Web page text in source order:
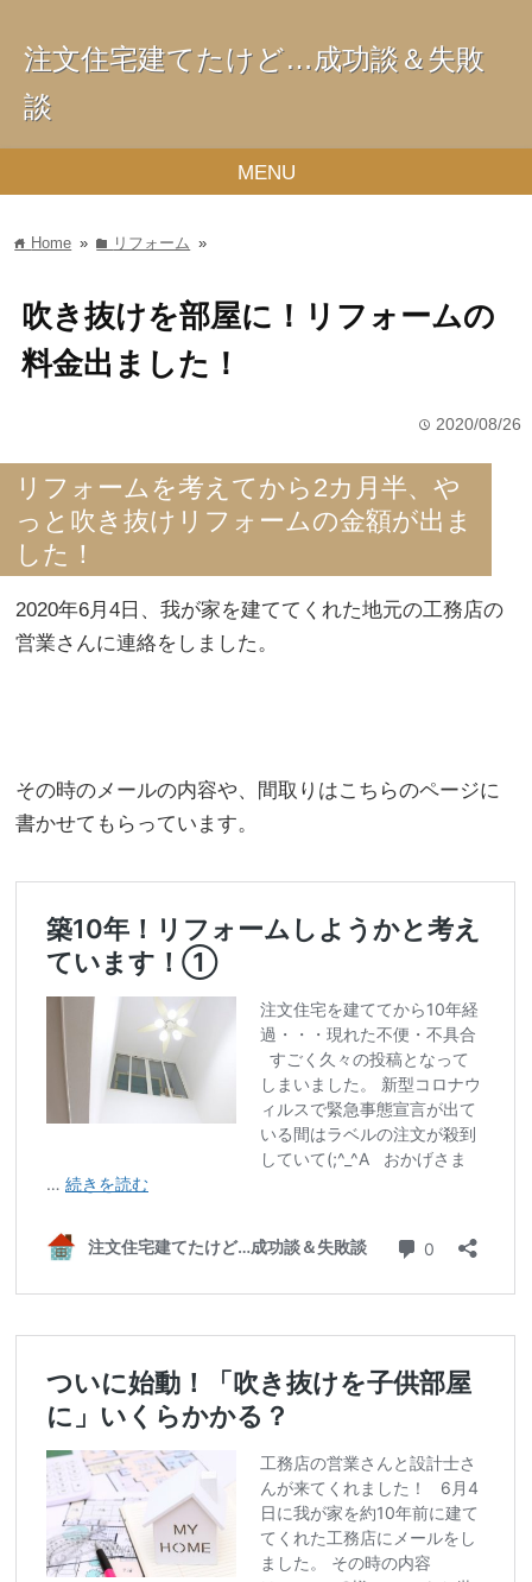
注文住宅建てたけど…成功談＆失敗
談
MENU
home Home » folder リフォーム »
吹き抜けを部屋に！リフォームの
料金出ました！
time 2020/08/26
リフォームを考えてから2カ月半、や
っと吹き抜けリフォームの金額が出ま
した！
2020年6月4日、我が家を建ててくれた地元の工務店の
営業さんに連絡をしました。
その時のメールの内容や、間取りはこちらのページに
書かせてもらっています。